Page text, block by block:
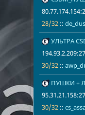
28/32 ::
49 УЛЬТРА
30/32 ::
50 ПУШКИ +
30/32 ::